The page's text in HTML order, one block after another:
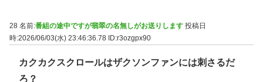
28 名前:番組の途中ですが翡翠の名無しがお送りします 投稿日
時:2026/06/03(水) 23:46:36.78 ID:r3ozgpx90
カクカクスクロールはザクソンファンには刺さるだ
ろ？